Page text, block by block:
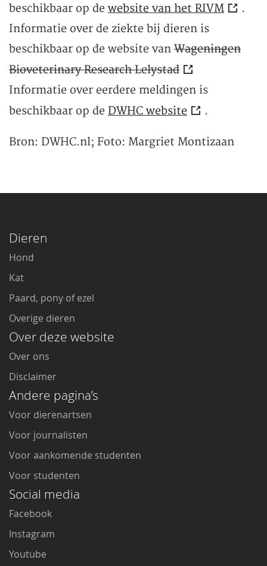
beschikbaar op de website van het RIVM
.
Informatie over de ziekte bij dieren is
beschikbaar op de website van Wageningen
Bioveterinary Research Lelystad
Informatie over eerdere meldingen is
beschikbaar op de DWHC website .
Bron: DWHC.nl; Foto: Margriet Montizaan
Dieren
Hond
Kat
Paard, pony of ezel
Overige dieren
Over deze website
Over ons
Disclaimer
Andere pagina’s
Voor dierenartsen
Voor journalisten
Voor aankomende studenten
Voor studenten
Social media
Facebook
Instagram
Youtube